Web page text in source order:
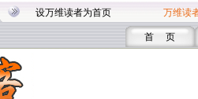
设万维读者为首页 万维读
首 页